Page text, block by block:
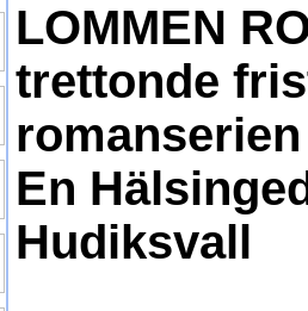
LOMMEN
trettonde
romanserien
En
Hudiksvall